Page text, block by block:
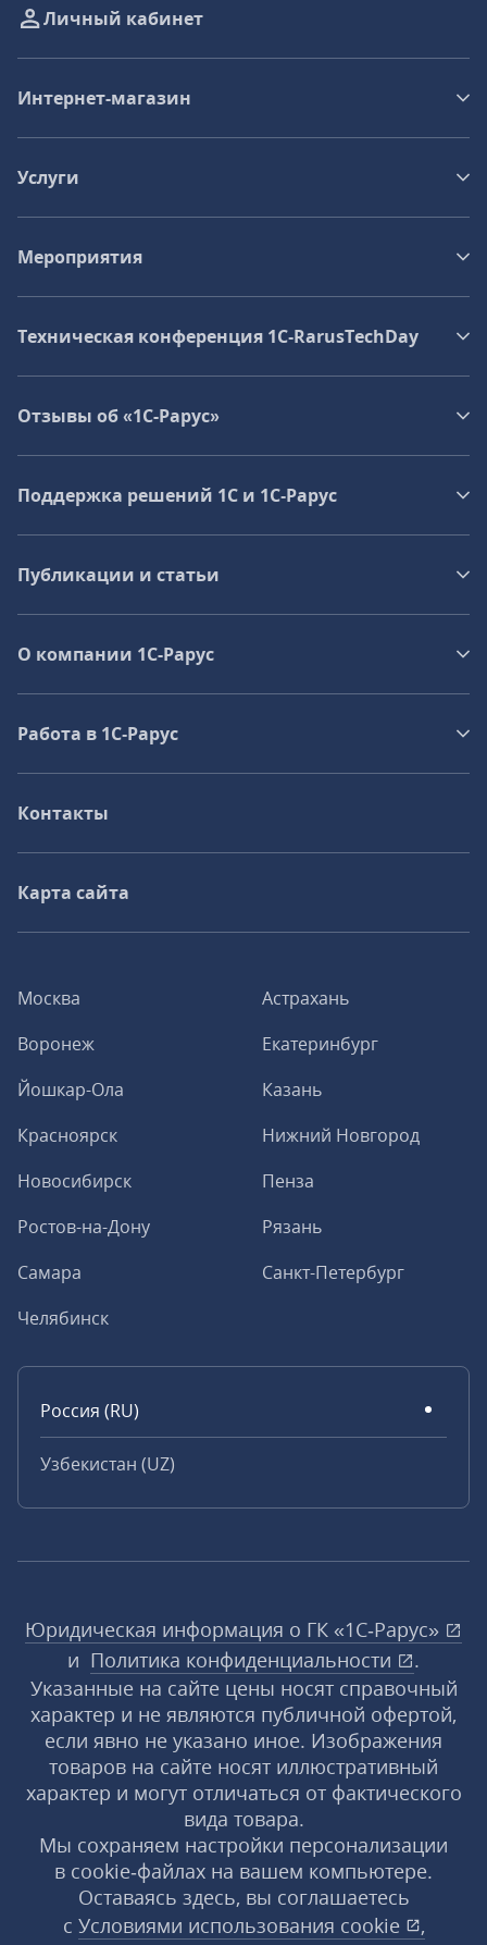
Москва
Астрахань
Воронеж
Екатеринбург
Йошкар-Ола
Казань
Красноярск
Нижний Новгород
Новосибирск
Пенза
Ростов-на-Дону
Рязань
Самара
Санкт-Петербург
Челябинск
Россия (RU)
Узбекистан (UZ)
Личный кабинет
Интернет-магазин
Услуги
Мероприятия
Техническая конференция 1C‑RarusTechDay
Отзывы об «1С-Рарус»
Поддержка решений 1С и 1С‑Рарус
Публикации и статьи
О компании 1C-Рарус
Работа в 1С‑Рарус
Контакты
Карта сайта
Юридическая информация о ГК «1С‑Рарус»
и Политика конфиденциальности
.
Указанные на сайте цены носят справочный
характер и не являются публичной офертой,
если явно не указано иное. Изображения
товаров на сайте носят иллюстративный
характер и могут отличаться от фактического
вида товара.
Мы сохраняем настройки персонализации
в cookie‑файлах на вашем компьютере.
Оставаясь здесь, вы соглашаетесь
с Условиями использования cookie
,